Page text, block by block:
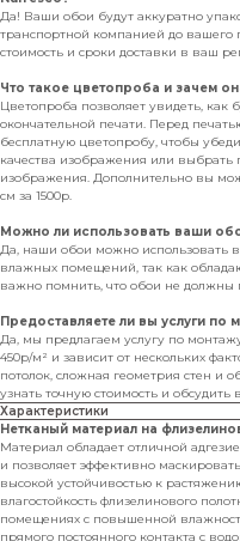
Да! Ваши обои будут аккуратно
транспортной компанией до вашего
стоимость и сроки доставки в ваш
Что такое цветопроба и зачем
Цветопроба позволяет увидеть, как
окончательной печати. Перед
бесплатную цветопробу, чтобы
качества изображения или выбрать
изображения. Дополнительно вы
см за 1500р.
Можно ли использовать ваши
Да, наши обои можно использовать
влажных помещений, так как
важно помнить, что обои не должны
Предоставляете ли вы услуги по
Да, мы предлагаем услугу по
450р/м² и зависит от нескольких
потолок, сложная геометрия стен и
узнать точную стоимость и
Характеристики
Нетканый материал на
Материал обладает отличной
и позволяет эффективно
высокой устойчивостью к
влагостойкость флизелинового
помещениях с повышенной
прямого постоянного контакта с